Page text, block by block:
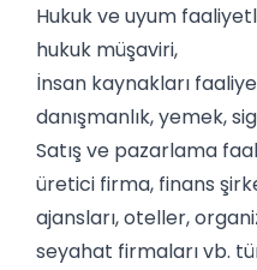
Hukuk ve uyum
hukuk müşaviri,
İnsan kaynakları
danışmanlık, yemek,
Satış ve pazarlama
üretici firma, finans
ajansları, oteller,
seyahat firmaları vb.